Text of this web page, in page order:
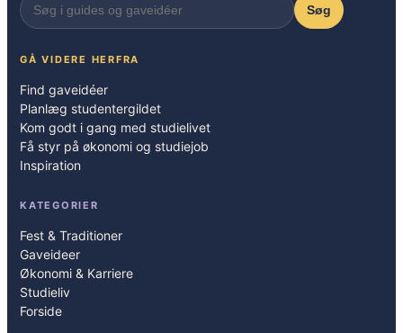
Søg
GÅ VIDERE HERFRA
Find gaveidéer
Planlæg studentergildet
Kom godt i gang med studielivet
Få styr på økonomi og studiejob
Inspiration
KATEGORIER
Fest & Traditioner
Gaveideer
Økonomi & Karriere
Studieliv
Forside